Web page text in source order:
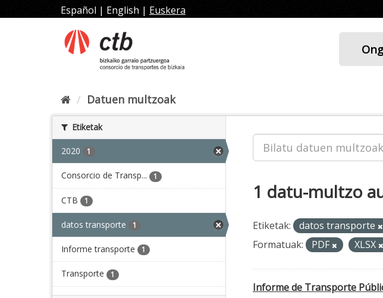
edukira
Español | English | Euskera
Datuen multzoak
Etiketak
2020 1
Consorcio de Transp... 1
CTB 1
datos transporte 1
Informe transporte 1
Transporte 1
1 datu-multzo
Etiketak: datos transporte
Formatuak:
PDF XLSX
Informe de Transporte